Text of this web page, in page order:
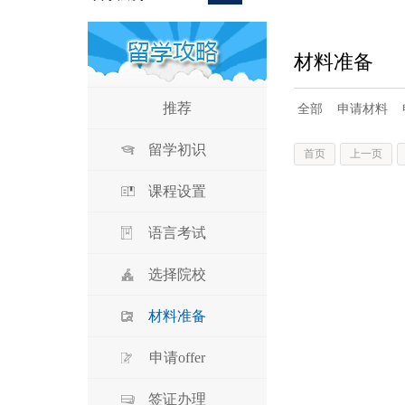
推荐
留学初识
课程设置
语言考试
选择院校
材料准备
申请offer
签证办理
材料准备
全部 申请材料
上一页
首页